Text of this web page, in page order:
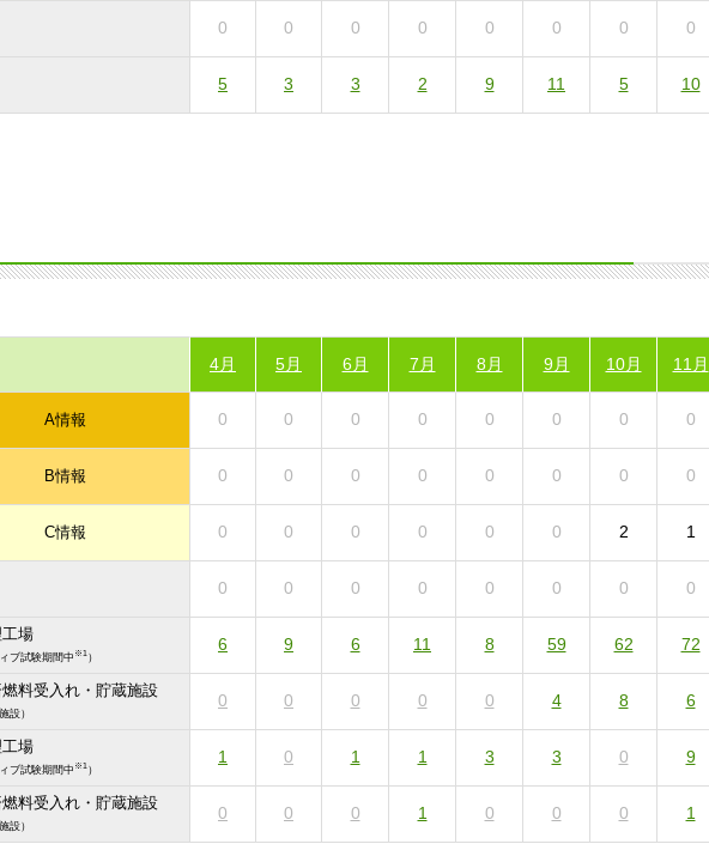
0 0 0 0 0 0 0 0
5 3 3 2 9 11 5 10
4月 5月 6月 7月 8月 9月 10月 11月
A情報 0 0 0 0 0 0 0 0
B情報 0 0 0 0 0 0 0 0
C情報 0 0 0 0 0 0 2 1
0 0 0 0 0 0 0 0
場
ブ試験期間中 ※1 ）
6 9 6 11 8 59 62 72
料受入れ・貯蔵施設
設）
0 0 0 0 0 4 8 6
場
ブ試験期間中 ※1 ）
1 0 1 1 3 3 0 9
料受入れ・貯蔵施設
設）
0 0 0 1 0 0 0 1